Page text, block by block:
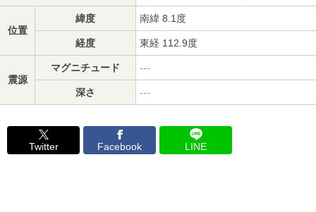
位置
緯度 南緯 8.1度
経度 東経 112.9度
震源
マグニチュード ---
深さ ---
Twitter Facebook LINE